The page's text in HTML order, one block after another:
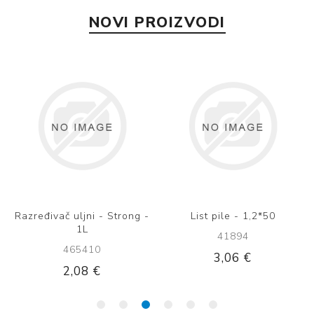
NOVI PROIZVODI
Razređivač uljni - Strong -
1L
465410
2,08 €
List pile - 1,2*50
41894
3,06 €